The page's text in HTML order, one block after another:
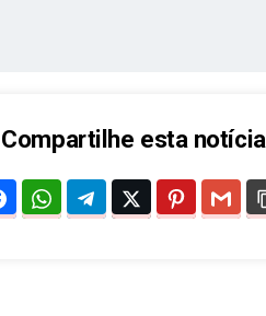
Compartilhe esta notícia